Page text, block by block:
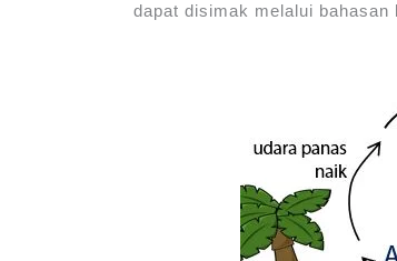
dapat disimak melalui bahasan